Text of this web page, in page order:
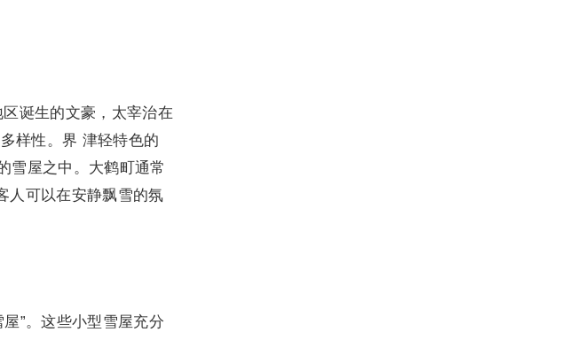
诞生的文豪，太宰治在
样性。界 津轻特色的
雪屋之中。大鹤町通常
人可以在安静飘雪的氛
”。这些小型雪屋充分